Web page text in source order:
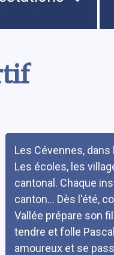
Les Cévennes,
Les écoles, les
cantonal. Chaque
canton... Dès l'été,
Vallée prépare son
tendre et folle
amoureux et se